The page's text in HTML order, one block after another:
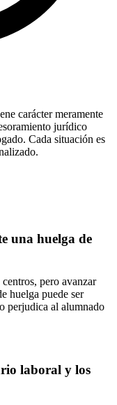
carácter meramente
jurídico
Cada situación es
una huelga de
pero avanzar
huelga puede ser
perjudica al alumnado
laboral y los